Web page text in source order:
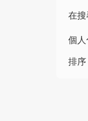
在
個
排序